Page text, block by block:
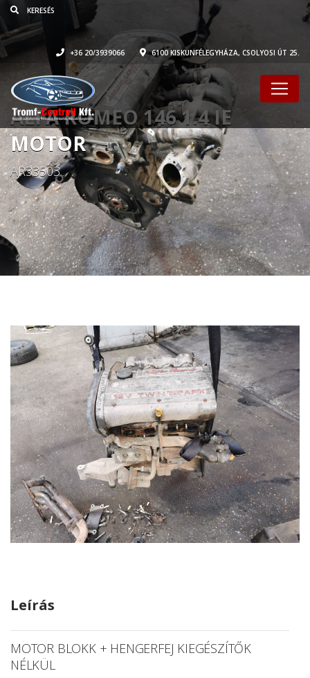
+36 20/3939066 6100 KISKUNFÉLEGYHÁZA, CSOLYOSI ÚT 25.
ALFA ROMEO 146 1.4 IE
MOTOR
AR33503
Leírás
MOTOR BLOKK + HENGERFEJ KIEGÉSZÍTŐK
NÉLKÜL